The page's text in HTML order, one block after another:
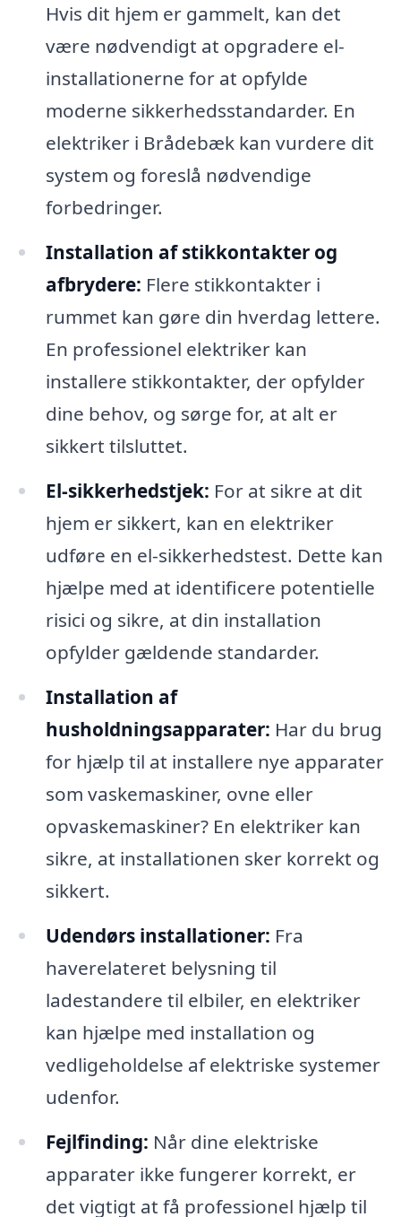
Hvis dit hjem er gammelt, kan det
være nødvendigt at opgradere el-
installationerne for at opfylde
moderne sikkerhedsstandarder. En
elektriker i Brådebæk kan vurdere dit
system og foreslå nødvendige
forbedringer.
Installation af stikkontakter og
afbrydere: Flere stikkontakter i
rummet kan gøre din hverdag lettere.
En professionel elektriker kan
installere stikkontakter, der opfylder
dine behov, og sørge for, at alt er
sikkert tilsluttet.
El-sikkerhedstjek: For at sikre at dit
hjem er sikkert, kan en elektriker
udføre en el-sikkerhedstest. Dette kan
hjælpe med at identificere potentielle
risici og sikre, at din installation
opfylder gældende standarder.
Installation af
husholdningsapparater: Har du brug
for hjælp til at installere nye apparater
som vaskemaskiner, ovne eller
opvaskemaskiner? En elektriker kan
sikre, at installationen sker korrekt og
sikkert.
Udendørs installationer: Fra
haverelateret belysning til
ladestandere til elbiler, en elektriker
kan hjælpe med installation og
vedligeholdelse af elektriske systemer
udenfor.
Fejlfinding: Når dine elektriske
apparater ikke fungerer korrekt, er
det vigtigt at få professionel hjælp til